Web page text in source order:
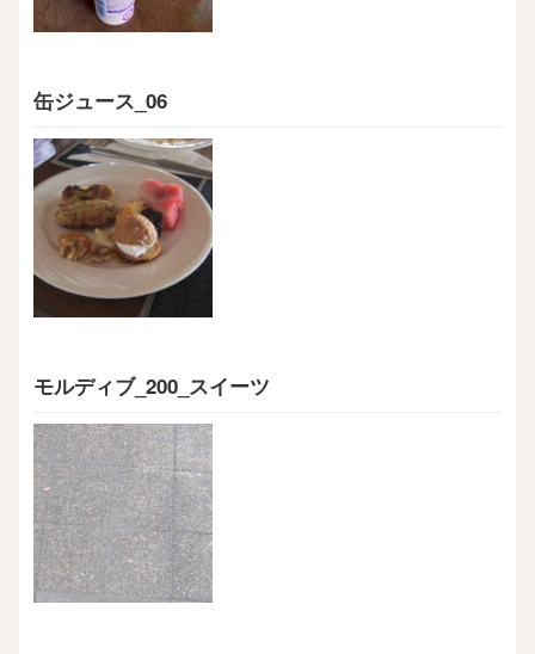
缶ジュース_06
モルディブ_200_スイーツ